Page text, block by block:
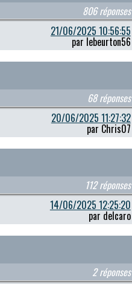
806 réponses
21/06/2025 10:56:55
par lebeurton56
68 réponses
20/06/2025 11:27:32
par Chris07
112 réponses
14/06/2025 12:25:20
par delcaro
2 réponses